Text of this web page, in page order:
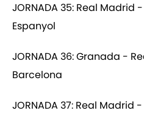
JORNADA 35: Real
Espanyol
JORNADA 36: Granada -
Barcelona
JORNADA 37: Real